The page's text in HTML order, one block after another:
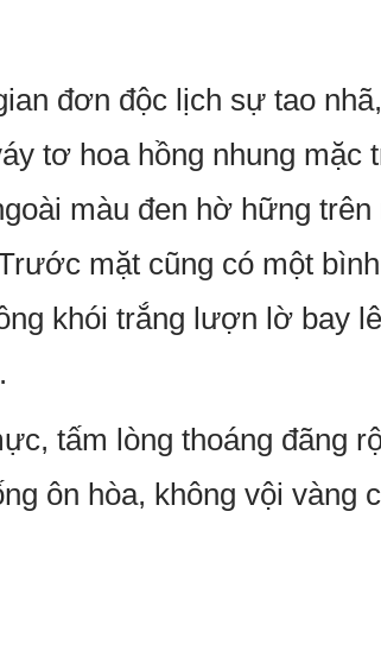
đơn độc lịch sự tao
tơ hoa hồng nhung mặc
màu đen hờ hững
mặt cũng có một
khói trắng lượn lờ bay
tấm lòng thoáng đãng
ôn hòa, không vội vàng